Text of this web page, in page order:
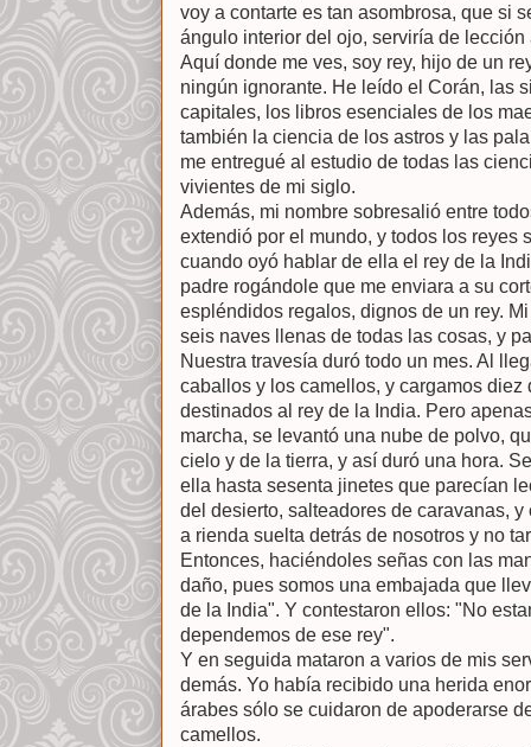
voy a contarte es tan asombrosa, que si
ángulo interior del ojo, serviría de
Aquí donde me ves, soy rey, hijo de un
ningún ignorante. He leído el Corán, las
capitales, los libros esenciales de los
también la ciencia de los astros y las
me entregué al estudio de todas las
vivientes de mi siglo.
Además, mi nombre sobresalió entre
extendió por el mundo, y todos los reyes
cuando oyó hablar de ella el rey de la
padre rogándole que me enviara a su
espléndidos regalos, dignos de un rey.
seis naves llenas de todas las cosas, y
Nuestra travesía duró todo un mes. Al
caballos y los camellos, y cargamos diez
destinados al rey de la India. Pero
marcha, se levantó una nube de polvo,
cielo y de la tierra, y así duró una hora.
ella hasta sesenta jinetes que parecían
del desierto, salteadores de caravanas,
a rienda suelta detrás de nosotros y no
Entonces, haciéndoles señas con las
daño, pues somos una embajada que
de la India". Y contestaron ellos: "No
dependemos de ese rey".
Y en seguida mataron a varios de mis
demás. Yo había recibido una herida
árabes sólo se cuidaron de apoderarse
camellos.